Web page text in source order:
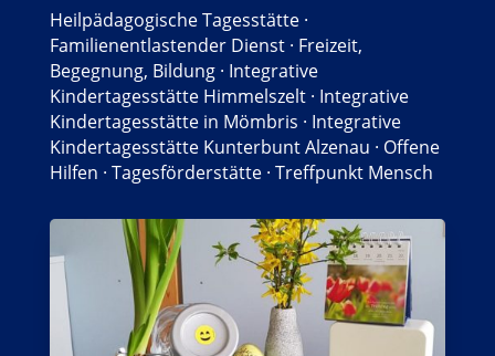
Heilpädagogische Tagesstätte·
Familienentlastender Dienst· Freizeit,
Begegnung, Bildung· Integrative
Kindertagesstätte Himmelszelt· Integrative
Kindertagesstätte in Mömbris · Integrative
Kindertagesstätte Kunterbunt Alzenau · Offene
Hilfen · Tagesförderstätte· Treffpunkt Mensch